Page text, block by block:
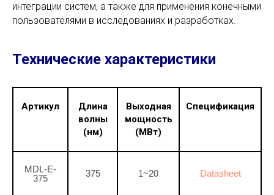
интеграции систем, а также для применения конечными
пользователями в исследованиях и разработках.
Технические характеристики
Артикул
Длина
волны
(нм)
Выходная
мощность
(МВт)
Спецификация
MDL-E-
375
375 1~20 Datasheet